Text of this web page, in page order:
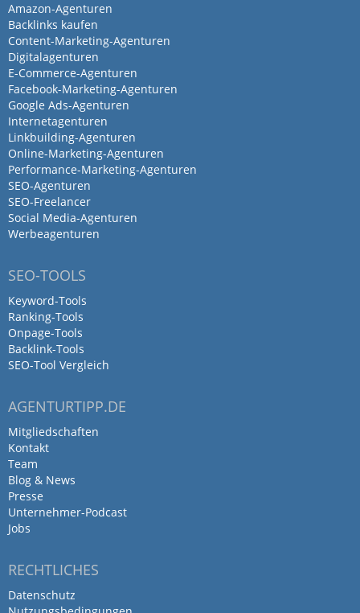
Amazon-Agenturen
Backlinks kaufen
Content-Marketing-Agenturen
Digitalagenturen
E-Commerce-Agenturen
Facebook-Marketing-Agenturen
Google Ads-Agenturen
Internetagenturen
Linkbuilding-Agenturen
Online-Marketing-Agenturen
Performance-Marketing-Agenturen
SEO-Agenturen
SEO-Freelancer
Social Media-Agenturen
Werbeagenturen
SEO-TOOLS
Keyword-Tools
Ranking-Tools
Onpage-Tools
Backlink-Tools
SEO-Tool Vergleich
AGENTURTIPP.DE
Mitgliedschaften
Kontakt
Team
Blog & News
Presse
Unternehmer-Podcast
Jobs
RECHTLICHES
Datenschutz